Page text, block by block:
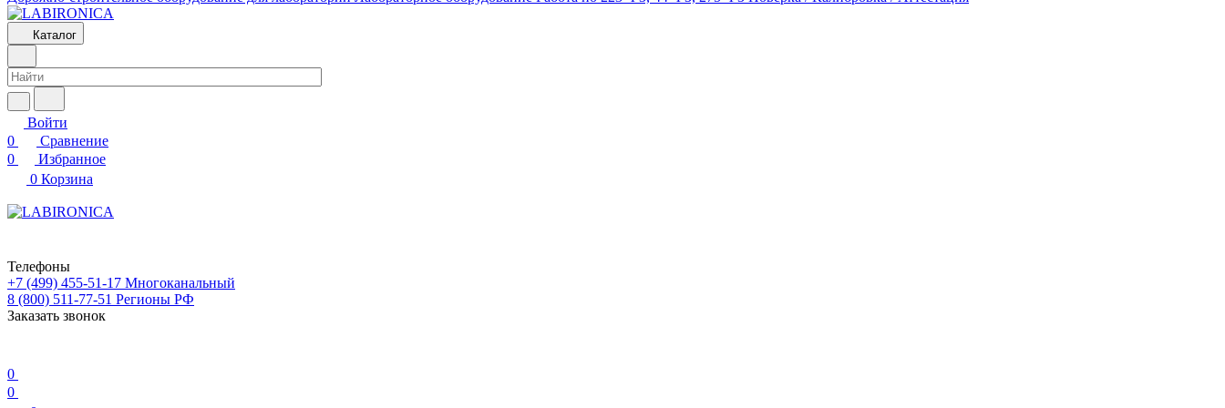
Каталог
Войти
0
Сравнение
0
Избранное
0 Корзина
Телефоны
+7 (499) 455-51-17 Многоканальный
8 (800) 511-77-51 Регионы РФ
Заказать звонок
0
0